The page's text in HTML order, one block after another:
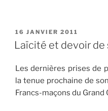
PUBLIÉ
LE
16 JANVIER 2011
Laïcité et devoir de
Les dernières prises de
la tenue prochaine de
Francs-maçons du Grand